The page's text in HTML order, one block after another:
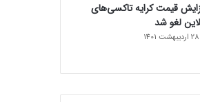
قیمت کرایه تاکسی‌های
لغو شد
28 اردیبهشت 1401